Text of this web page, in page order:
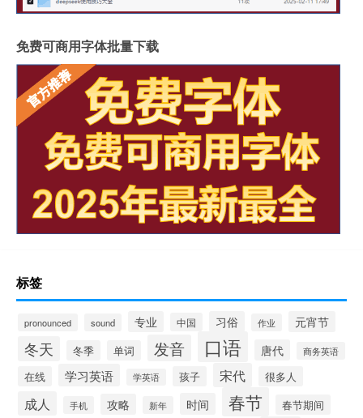
免费可商用字体批量下载
标签
pronounced sound 专业 中国 习俗 作业 元宵节
冬天 冬季 单词 发音 口语 唐代 商务英语
在线 学习英语 学英语 孩子 宋代 很多人
成人 手机 攻略 新年 时间 春节
春节期间